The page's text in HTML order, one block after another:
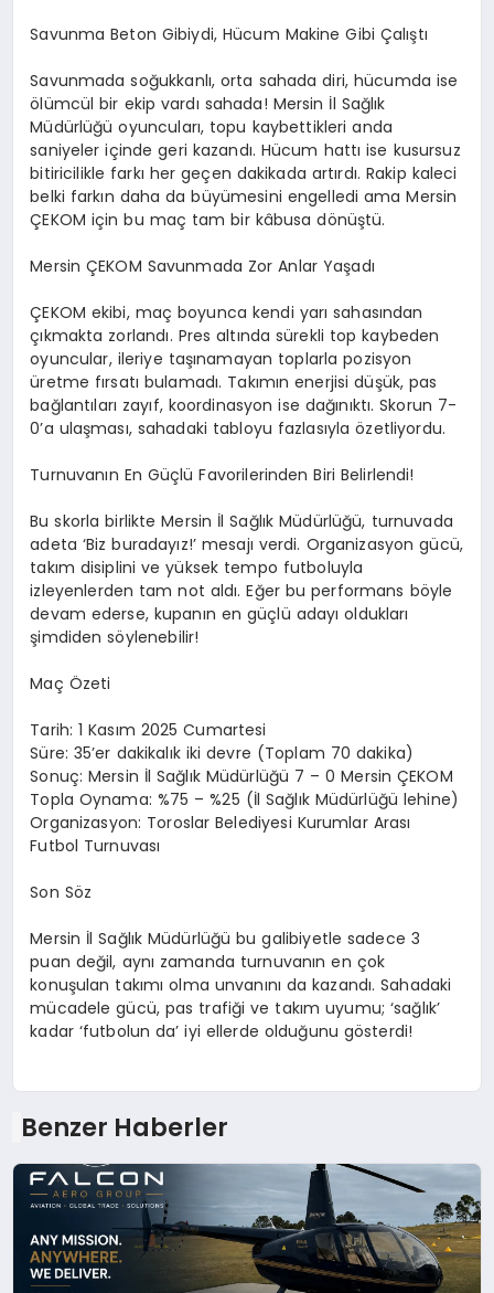
Savunma Beton Gibiydi, Hücum Makine Gibi Çalıştı
Savunmada soğukkanlı, orta sahada diri, hücumda ise
ölümcül bir ekip vardı sahada! Mersin İl Sağlık
Müdürlüğü oyuncuları, topu kaybettikleri anda
saniyeler içinde geri kazandı. Hücum hattı ise kusursuz
bitiricilikle farkı her geçen dakikada artırdı. Rakip kaleci
belki farkın daha da büyümesini engelledi ama Mersin
ÇEKOM için bu maç tam bir kâbusa dönüştü.
Mersin ÇEKOM Savunmada Zor Anlar Yaşadı
ÇEKOM ekibi, maç boyunca kendi yarı sahasından
çıkmakta zorlandı. Pres altında sürekli top kaybeden
oyuncular, ileriye taşınamayan toplarla pozisyon
üretme fırsatı bulamadı. Takımın enerjisi düşük, pas
bağlantıları zayıf, koordinasyon ise dağınıktı. Skorun 7-
0’a ulaşması, sahadaki tabloyu fazlasıyla özetliyordu.
Turnuvanın En Güçlü Favorilerinden Biri Belirlendi!
Bu skorla birlikte Mersin İl Sağlık Müdürlüğü, turnuvada
adeta ‘Biz buradayız!’ mesajı verdi. Organizasyon gücü,
takım disiplini ve yüksek tempo futboluyla
izleyenlerden tam not aldı. Eğer bu performans böyle
devam ederse, kupanın en güçlü adayı oldukları
şimdiden söylenebilir!
Maç Özeti
Tarih: 1 Kasım 2025 Cumartesi
Süre: 35’er dakikalık iki devre (Toplam 70 dakika)
Sonuç: Mersin İl Sağlık Müdürlüğü 7 – 0 Mersin ÇEKOM
Topla Oynama: %75 – %25 (İl Sağlık Müdürlüğü lehine)
Organizasyon: Toroslar Belediyesi Kurumlar Arası
Futbol Turnuvası
Son Söz
Mersin İl Sağlık Müdürlüğü bu galibiyetle sadece 3
puan değil, aynı zamanda turnuvanın en çok
konuşulan takımı olma unvanını da kazandı. Sahadaki
mücadele gücü, pas trafiği ve takım uyumu; ‘sağlık’
kadar ‘futbolun da’ iyi ellerde olduğunu gösterdi!
Benzer Haberler